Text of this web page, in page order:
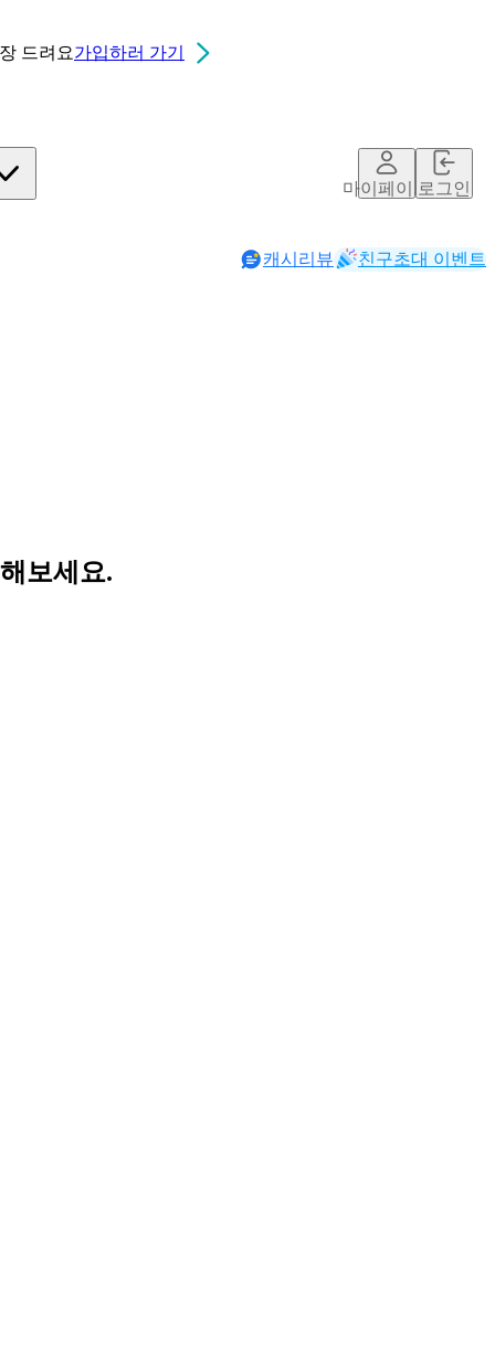
드려요가입하러 가기
마이페이지로그인
캐시리뷰 친구초대 이벤트
보세요.